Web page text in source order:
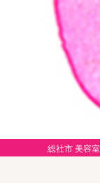
総社市 美容